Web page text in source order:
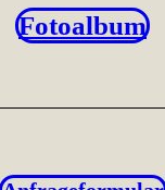
Fotoalbum